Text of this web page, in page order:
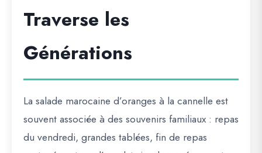
Traverse les
Générations
La salade marocaine d’oranges à la cannelle est
souvent associée à des souvenirs familiaux : repas
du vendredi, grandes tablées, fin de repas